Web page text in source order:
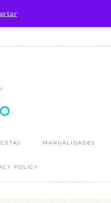
BLOG
MANUALIDADES
POLICY